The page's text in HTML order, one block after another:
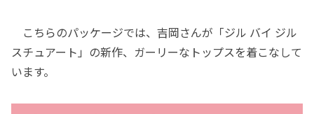
こちらのパッケージでは、吉岡さんが「ジル バイ ジル
スチュアート」の新作、ガーリーなトップスを着こなして
います。